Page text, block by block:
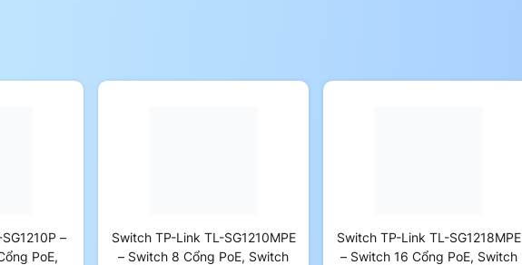
–
PoE,
Switch TP-Link TL-SG1210MPE
– Switch 8 Cổng PoE, Switch
Switch TP-Link TL-SG1218MPE
– Switch 16 Cổng PoE, Switch